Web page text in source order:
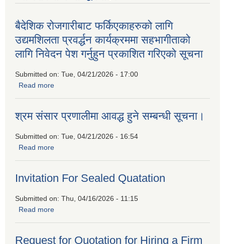
बैदेशिक रोजगारीबाट फर्किएकाहरुको लागि
उद्यमशिलता प्रवर्द्धन कार्यक्रममा सहभागीताको
लागि निवेदन पेश गर्नुहुन प्रकाशित गरिएको सूचना
Submitted on: Tue, 04/21/2026 - 17:00
Read more
श्रम संसार प्रणालीमा आवद्ध हुने सम्बन्धी सूचना।
Submitted on: Tue, 04/21/2026 - 16:54
Read more
Invitation For Sealed Quatation
Submitted on: Thu, 04/16/2026 - 11:15
Read more
Request for Quotation for Hiring a Firm